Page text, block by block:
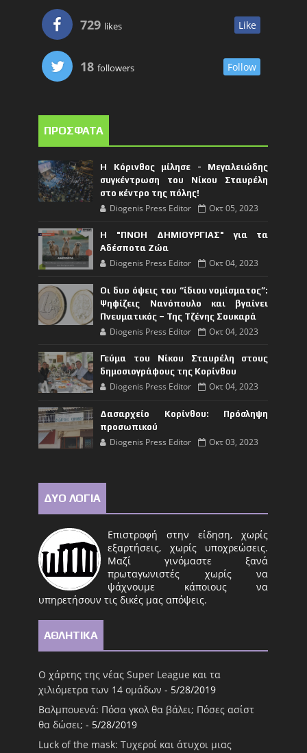
729 likes Like
18 followers Follow
ΠΡΟΣΦΑΤΑ
Η Κόρινθος μίλησε - Μεγαλειώδης
συγκέντρωση του Νίκου Σταυρέλη
στο κέντρο της πόλης!
Diogenis Press Editor Οκτ 05, 2023
Η "ΠΝΟΗ ΔΗΜΙΟΥΡΓΙΑΣ" για τα
Αδέσποτα Ζώα
Diogenis Press Editor Οκτ 04, 2023
Οι δυο όψεις του “ίδιου νομίσματος”:
Ψηφίζεις Νανόπουλο και βγαίνει
Πνευματικός – Της Τζένης Σουκαρά
Diogenis Press Editor Οκτ 04, 2023
Γεύμα του Νίκου Σταυρέλη στους
δημοσιογράφους της Κορίνθου
Diogenis Press Editor Οκτ 04, 2023
Δασαρχείο Κορίνθου: Πρόσληψη
προσωπικού
Diogenis Press Editor Οκτ 03, 2023
ΔΥΟ ΛΟΓΙΑ
Επιστροφή στην είδηση, χωρίς
εξαρτήσεις, χωρίς υποχρεώσεις.
Μαζί γινόμαστε ξανά
πρωταγωνιστές χωρίς να
ψάχνουμε κάποιους να
υπηρετήσουν τις δικές μας απόψεις.
ΑΘΛΗΤΙΚΑ
Ο χάρτης της νέας Super League και τα
χιλιόμετρα των 14 ομάδων - 5/28/2019
Βαλμπουενά: Πόσα γκολ θα βάλει; Πόσες ασίστ
θα δώσει; - 5/28/2019
Luck of the mask: Τυχεροί και άτυχοι μιας